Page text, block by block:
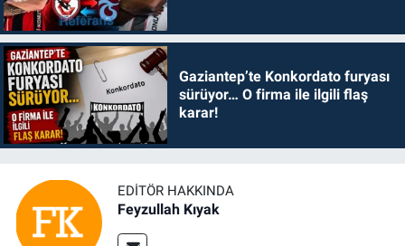
Gaziantep’te Konkordato furyası
sürüyor… O firma ile ilgili flaş
karar!
EDITÖR HAKKINDA
Feyzullah Kıyak